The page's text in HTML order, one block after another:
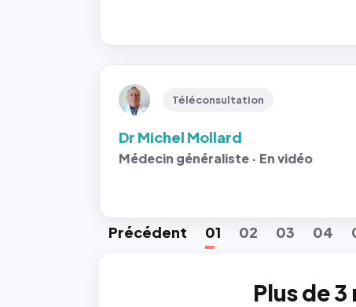
Téléconsultation
Dr Michel Mollard
Médecin généraliste · En vidéo
Précédent 01 02 03 04
Plus de